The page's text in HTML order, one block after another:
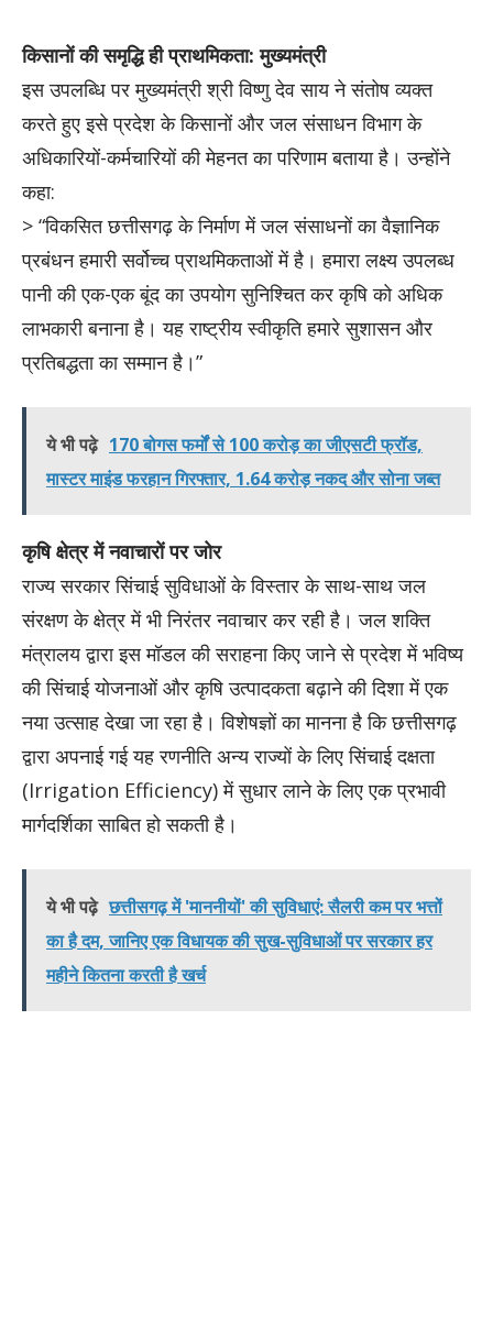
किसानों की समृद्धि ही प्राथमिकता: मुख्यमंत्री
इस उपलब्धि पर मुख्यमंत्री श्री विष्णु देव साय ने संतोष व्यक्त
करते हुए इसे प्रदेश के किसानों और जल संसाधन विभाग के
अधिकारियों-कर्मचारियों की मेहनत का परिणाम बताया है। उन्होंने
कहा:
> “विकसित छत्तीसगढ़ के निर्माण में जल संसाधनों का वैज्ञानिक
प्रबंधन हमारी सर्वोच्च प्राथमिकताओं में है। हमारा लक्ष्य उपलब्ध
पानी की एक-एक बूंद का उपयोग सुनिश्चित कर कृषि को अधिक
लाभकारी बनाना है। यह राष्ट्रीय स्वीकृति हमारे सुशासन और
प्रतिबद्धता का सम्मान है।”
ये भी पढ़े 170 बोगस फर्मों से 100 करोड़ का जीएसटी फ्रॉड,
मास्टर माइंड फरहान गिरफ्तार, 1.64 करोड़ नकद और सोना जब्त
कृषि क्षेत्र में नवाचारों पर जोर
राज्य सरकार सिंचाई सुविधाओं के विस्तार के साथ-साथ जल
संरक्षण के क्षेत्र में भी निरंतर नवाचार कर रही है। जल शक्ति
मंत्रालय द्वारा इस मॉडल की सराहना किए जाने से प्रदेश में भविष्य
की सिंचाई योजनाओं और कृषि उत्पादकता बढ़ाने की दिशा में एक
नया उत्साह देखा जा रहा है। विशेषज्ञों का मानना है कि छत्तीसगढ़
द्वारा अपनाई गई यह रणनीति अन्य राज्यों के लिए सिंचाई दक्षता
(Irrigation Efficiency) में सुधार लाने के लिए एक प्रभावी
मार्गदर्शिका साबित हो सकती है।
ये भी पढ़े छत्तीसगढ़ में 'माननीयों' की सुविधाएं: सैलरी कम पर भत्तों
का है दम, जानिए एक विधायक की सुख-सुविधाओं पर सरकार हर
महीने कितना करती है खर्च